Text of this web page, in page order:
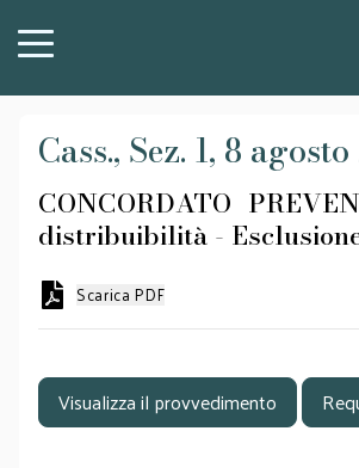
Cass., Sez. 1, 8
CONCORDATO
distribuibilità -
Scarica PDF
Visualizza il provvedimento